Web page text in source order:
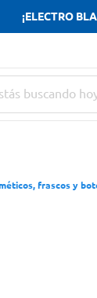
¡ELECTRO
hoy?
frascos y